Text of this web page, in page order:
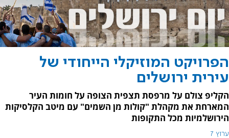
הפרויקט המוזיקלי הייחודי של
עירית ירושלים
הקליפ צולם על מרפסת תצפית הצופה על חומות העיר
המארחת את מקהלת "קולות מן השמים" עם מיטב הקלסיקות
הירושלמיות מכל התקופות
ערוץ 7